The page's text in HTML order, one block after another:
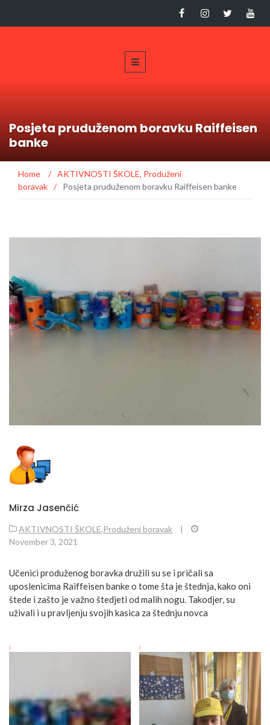
Posjeta pruduženom boravku Raiffeisen
banke
Home / AKTIVNOSTI ŠKOLE, Produženi
boravak / Posjeta pruduženom boravku Raiffeisen banke
Mirza Jasenčić
AKTIVNOSTI ŠKOLE,Produženi boravak
|
November 3, 2021
Učenici produženog boravka družili su se i pričali sa
uposlenicima Raiffeisen banke o tome šta je štednja, kako oni
štede i zašto je važno štedjeti od malih nogu. Takodjer, su
uživali i u pravljenju svojih kasica za štednju novca